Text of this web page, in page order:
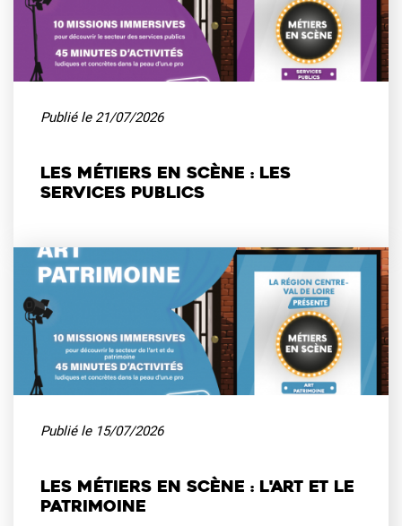
Publié le 21/07/2026
Les métiers en scène : les
services publics
Publié le 15/07/2026
Les métiers en scène : l'art et le
patrimoine